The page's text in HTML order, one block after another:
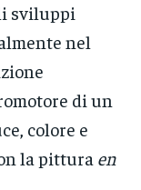
sviluppi
nel
di un
colore e
la pittura en